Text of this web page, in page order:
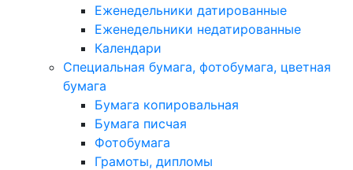
Еженедельники датированные
Еженедельники недатированные
Календари
Специальная бумага, фотобумага, цветная
бумага
Бумага копировальная
Бумага писчая
Фотобумага
Грамоты, дипломы